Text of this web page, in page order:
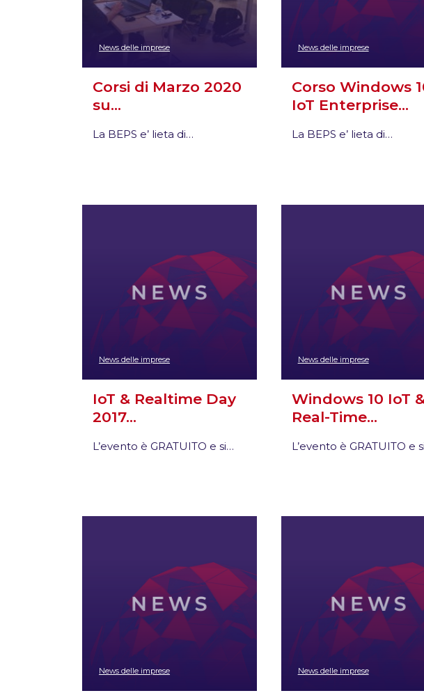
News delle imprese
Corsi di Marzo 2020
su…
La BEPS e’ lieta di…
News delle imprese
Corso Windows
IoT Enterprise…
La BEPS e’ lieta di…
News delle imprese
IoT & Realtime Day
2017…
L’evento è GRATUITO e si…
News delle imprese
Windows 10 IoT
Real-Time…
L’evento è GRATUITO e
News delle imprese News delle imprese